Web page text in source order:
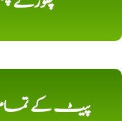
پیٹ کے تمام